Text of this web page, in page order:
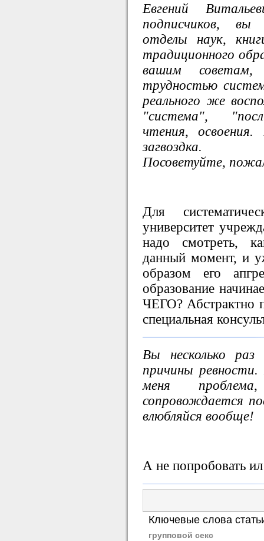
Евгений
подписчиков, вы
отделы наук,
традиционного
вашим советам,
трудностью
реального же
"система",
чтения,
загвоздка.
Посоветуйте,
Для
университет
надо смотреть,
данный момент, и
образом его
образование
ЧЕГО? Абстрактно
специальная
Вы несколько
причины
меня
сопровождается
влюбляйся вообще!
А не попробовать
Ключевые слова
групповой секс